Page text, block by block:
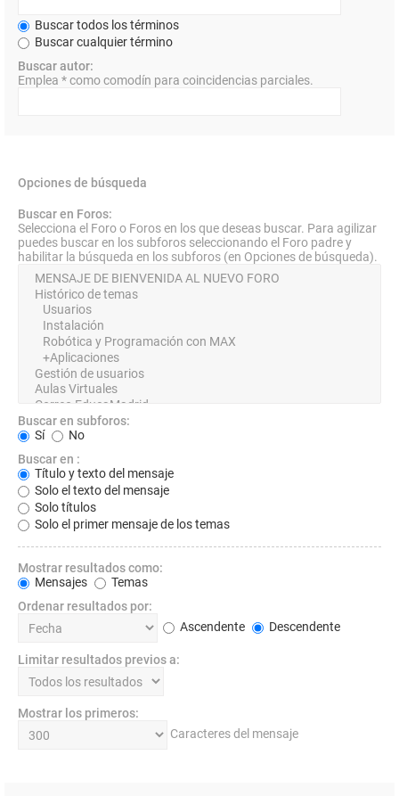
Buscar todos los términos
Buscar cualquier término
Buscar autor:
Emplea * como comodín para coincidencias parciales.
Opciones de búsqueda
Buscar en Foros:
Selecciona el Foro o Foros en los que deseas buscar. Para agilizar
puedes buscar en los subforos seleccionando el Foro padre y
habilitar la búsqueda en los subforos (en Opciones de búsqueda).
Buscar en subforos:
Sí
No
Buscar en :
Título y texto del mensaje
Solo el texto del mensaje
Solo títulos
Solo el primer mensaje de los temas
Mostrar resultados como:
Mensajes
Temas
Ordenar resultados por:
Ascendente
Descendente
Limitar resultados previos a:
Mostrar los primeros:
Caracteres del mensaje